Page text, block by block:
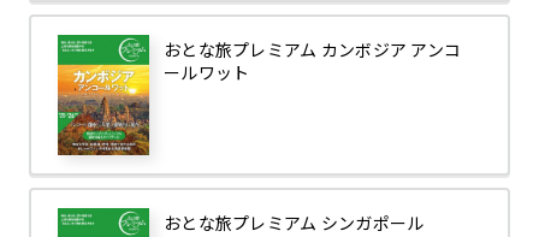
おとな旅プレミアム カンボジア アンコ
ールワット
おとな旅プレミアム シンガポール